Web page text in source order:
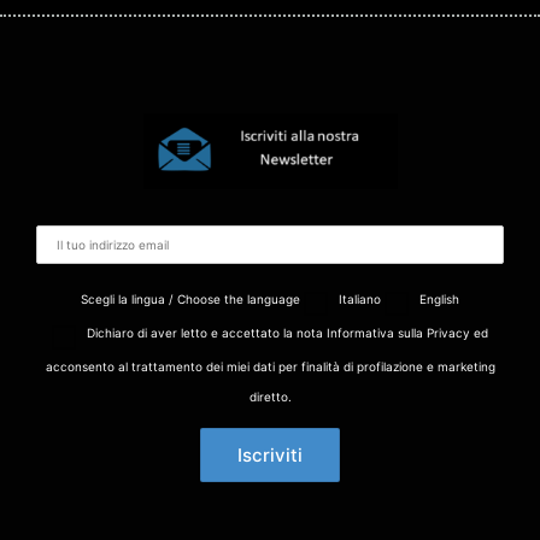
Scegli la lingua / Choose the language Italiano English
Dichiaro di aver letto e accettato la nota Informativa sulla Privacy ed
acconsento al trattamento dei miei dati per finalità di profilazione e marketing
diretto.